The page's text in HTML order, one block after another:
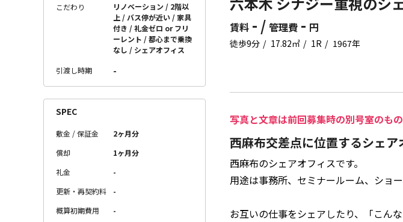
賃料 - / 管理費 - 円
徒歩9分 17.82㎡ 1R 1967年
写真と文章は前回募集時の別号室のも
西麻布交差点に位置するシェア
西麻布のシェアオフィスです。
用途は事務所、セミナールーム、ショ
お互いの仕事をシェアしたり、「こん
こだわり リノベーション
2階以
上
バス停が近い
家具
付き
礼金ゼロ or フリ
ーレント
都心まで乗換
なし
シェアオフィス
引渡し時期 -
SPEC
敷金 / 保証金
2ヶ月分
償却
1ヶ月分
礼金
-
更新・再契約料
-
概算初期費用
-